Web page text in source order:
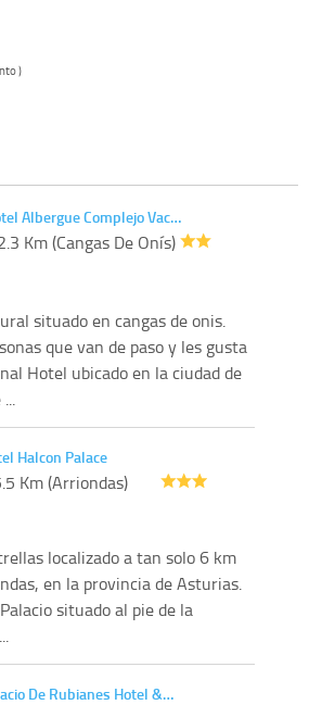
)
Albergue Complejo Vac…
Km (Cangas De Onís)
situado en cangas de onis.
que van de paso y les gusta
Hotel ubicado en la ciudad de
Halcon Palace
Km (Arriondas)
localizado a tan solo 6 km
en la provincia de Asturias.
situado al pie de la
De Rubianes Hotel &…